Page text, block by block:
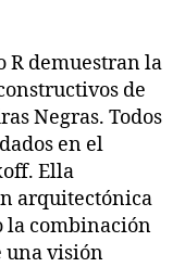
R demuestran la
de
Negras. Todos
en el
Ella
arquitectónica
la combinación
una visión